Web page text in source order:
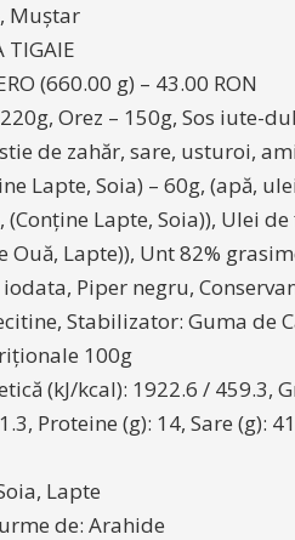
Muștar
TIGAIE
(660.00 g) – 43.00 RON
Orez – 150g, Sos iute-
de zahăr, sare, usturoi,
Lapte, Soia) – 60g, (apă,
Lapte, Soia)), Ulei
Ouă, Lapte)), Unt 82%
iodata, Piper negru,
Stabilizator: Guma de
100g
(kJ/kcal): 1922.6 / 459.3,
Proteine (g): 14, Sare (g):
Lapte
de: Arahide